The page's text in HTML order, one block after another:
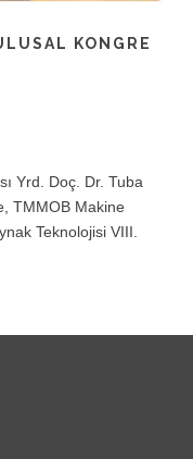
KONGRE
Yrd. Doç. Dr. Tuba
TMMOB Makine
Teknolojisi VIII.